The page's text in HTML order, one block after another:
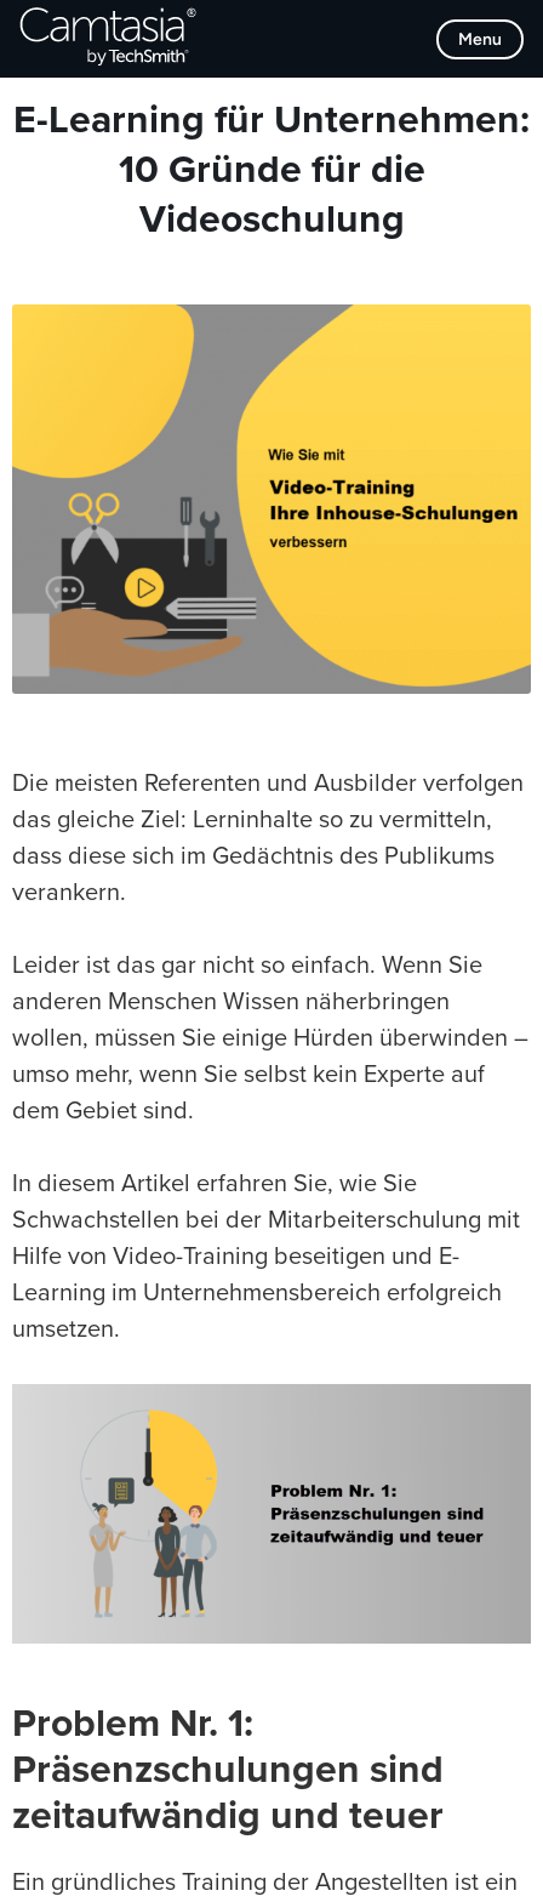
Direkt
zum
Menu
Browse Categories
E-Learning für Unternehmen:
10 Gründe für die
Videoschulung
Die meisten Referenten und Ausbilder verfolgen
das gleiche Ziel: Lerninhalte so zu vermitteln,
dass diese sich im Gedächtnis des Publikums
verankern.
Leider ist das gar nicht so einfach. Wenn Sie
anderen Menschen Wissen näherbringen
wollen, müssen Sie einige Hürden überwinden –
umso mehr, wenn Sie selbst kein Experte auf
dem Gebiet sind.
In diesem Artikel erfahren Sie, wie Sie
Schwachstellen bei der Mitarbeiterschulung mit
Hilfe von Video-Training beseitigen und E-
Learning im Unternehmensbereich erfolgreich
umsetzen.
Problem Nr. 1:
Präsenzschulungen sind
zeitaufwändig und teuer
Ein gründliches Training der Angestellten ist ein